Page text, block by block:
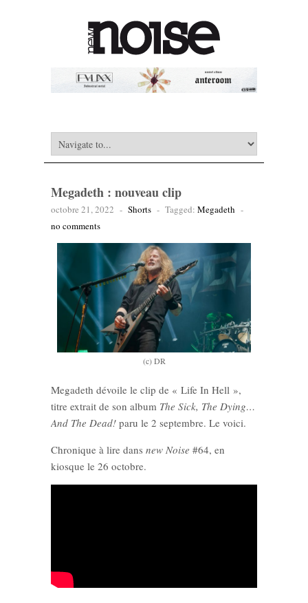
Megadeth : nouveau clip
octobre 21, 2022 - Shorts - Tagged: Megadeth -
no comments
(c) DR
Megadeth dévoile le clip de « Life In Hell »,
titre extrait de son album The Sick, The Dying…
And The Dead! paru le 2 septembre. Le voici.
Chronique à lire dans new Noise #64, en
kiosque le 26 octobre.